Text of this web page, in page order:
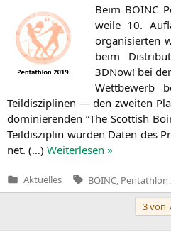
Beim BOINC
wei­le 10.
orga­ni­sier­ten
beim
3DNow! bei
Wett­be­werb
Teil­dis­zi­pli­nen — den zwei­ten
domi­nie­ren­den “The Scot­tish
Teil­dis­zi­plin wur­den Daten des
net. (…) Wei­ter­le­sen »
Veröffentlicht
in
Aktuelles Tags:
BOINC Pentathlon
Beitragsnavigation
3 von